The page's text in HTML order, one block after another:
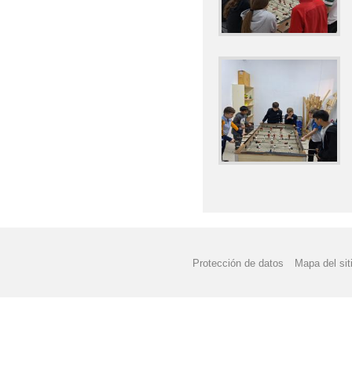
Protección de datos Mapa del